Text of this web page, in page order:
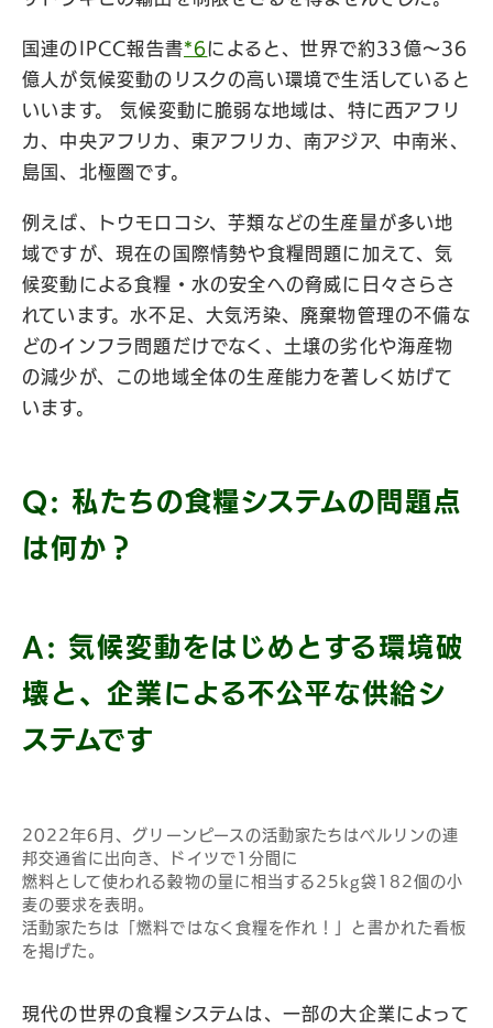
国連のIPCC報告書*6によると、世界で約33億〜36
億人が気候変動のリスクの高い環境で生活していると
いいます。 気候変動に脆弱な地域は、特に西アフリ
カ、中央アフリカ、東アフリカ、南アジア、中南米、
島国、北極圏です。
例えば、トウモロコシ、芋類などの生産量が多い地
域ですが、現在の国際情勢や食糧問題に加えて、気
候変動による食糧・水の安全への脅威に日々さらさ
れています。水不足、大気汚染、廃棄物管理の不備な
どのインフラ問題だけでなく、土壌の劣化や海産物
の減少が、この地域全体の生産能力を著しく妨げて
います。
Q: 私たちの食糧システムの問題点
は何か？
A: 気候変動をはじめとする環境破
壊と、企業による不公平な供給シ
ステムです
2022年6月、グリーンピースの活動家たちはベルリンの連
邦交通省に出向き、ドイツで1分間に
燃料として使われる穀物の量に相当する25kg袋182個の小
麦の要求を表明。
活動家たちは「燃料ではなく食糧を作れ！」と書かれた看板
を掲げた。
現代の世界の食糧システムは、一部の大企業によって